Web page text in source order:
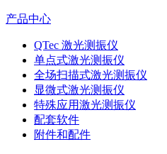
产品中心
QTec 激光测振仪
单点式激光测振仪
全场扫描式激光测振仪
显微式激光测振仪
特殊应用激光测振仪
配套软件
附件和配件